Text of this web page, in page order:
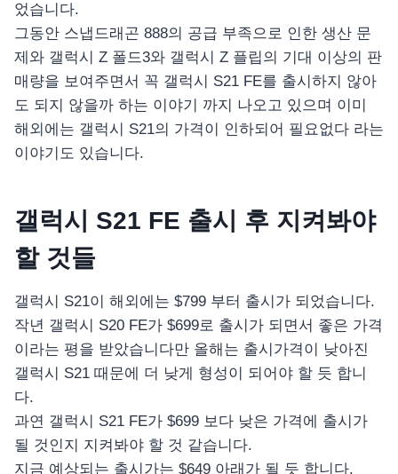
었습니다.
그동안 스냅드래곤 888의 공급 부족으로 인한 생산 문
제와 갤럭시 Z 폴드3와 갤럭시 Z 플립의 기대 이상의 판
매량을 보여주면서 꼭 갤럭시 S21 FE를 출시하지 않아
도 되지 않을까 하는 이야기 까지 나오고 있으며 이미
해외에는 갤럭시 S21의 가격이 인하되어 필요없다 라는
이야기도 있습니다.
갤럭시 S21 FE 출시 후 지켜봐야
할 것들
갤럭시 S21이 해외에는 $799 부터 출시가 되었습니다.
작년 갤럭시 S20 FE가 $699로 출시가 되면서 좋은 가격
이라는 평을 받았습니다만 올해는 출시가격이 낮아진
갤럭시 S21 때문에 더 낮게 형성이 되어야 할 듯 합니
다.
과연 갤럭시 S21 FE가 $699 보다 낮은 가격에 출시가
될 것인지 지켜봐야 할 것 같습니다.
지금 예상되는 출시가는 $649 아래가 될 듯 합니다.